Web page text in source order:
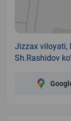
Jizzax viloyati,
Sh.Rashidov